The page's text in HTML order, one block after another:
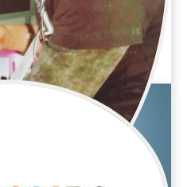
y peluquería